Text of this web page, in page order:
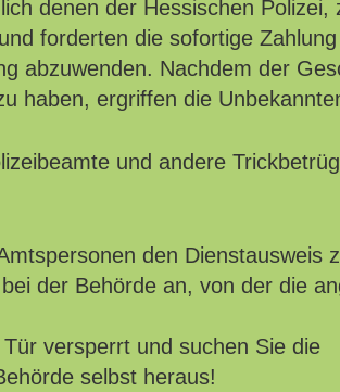
denen der Hessischen
forderten die sofortige
abzuwenden. Nachdem der
haben, ergriffen die
und andere
den Dienstausweis
der Behörde an, von der die
versperrt und suchen Sie die
selbst heraus!